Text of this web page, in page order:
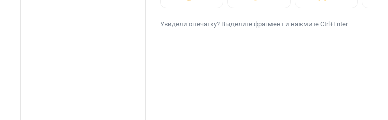
Увидели опечатку? Выделите фрагмент и нажмите Ctrl+Enter